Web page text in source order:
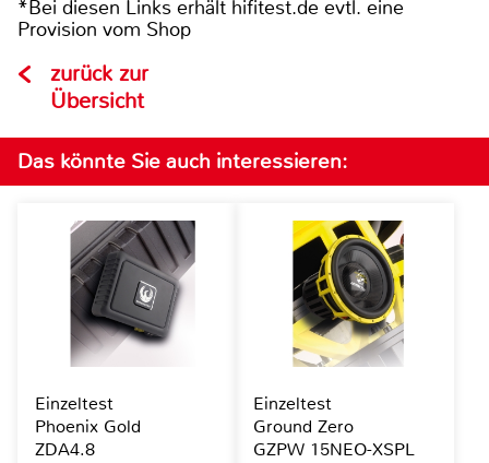
*Bei diesen Links erhält hifitest.de evtl. eine
Provision vom Shop
zurück zur
Übersicht
Das könnte Sie auch interessieren:
Einzeltest
Phoenix Gold
ZDA4.8
Einzeltest
Ground Zero
GZPW 15NEO-XSPL